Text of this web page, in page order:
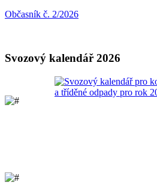
Občasník č. 2/2026
Svozový kalendář 2026